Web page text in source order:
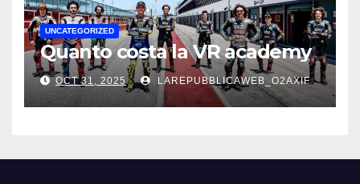
UNCATEGORIZED
Quanto costa la VR academy
OCT 31, 2025 LAREPUBBLICAWEB_O2AXIF